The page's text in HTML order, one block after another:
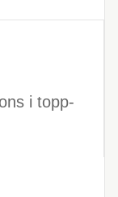
i topp-